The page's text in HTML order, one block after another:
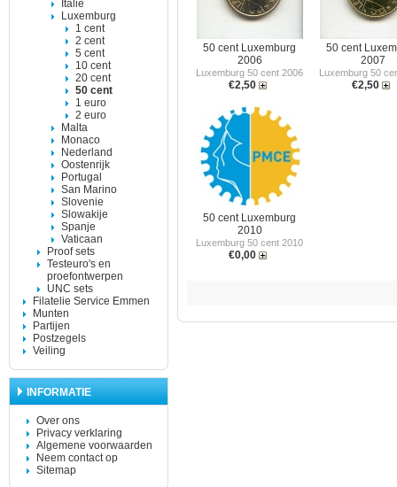
Italie
Luxemburg
1 cent
2 cent
5 cent
10 cent
20 cent
50 cent
1 euro
2 euro
Malta
Monaco
Nederland
Oostenrijk
Portugal
San Marino
Slovenie
Slowakije
Spanje
Vaticaan
Proof sets
Testeuro's en
proefontwerpen
UNC sets
Filatelie Service Emmen
Munten
Partijen
Postzegels
Veiling
INFORMATIE
Over ons
Privacy verklaring
Algemene voorwaarden
Neem contact op
Sitemap
50 cent Luxemburg
2006
Luxemburg 50 cent 2006
€2,50
50 cent
2007
Luxemburg 50
€2,50
50 cent Luxemburg
2010
Luxemburg 50 cent 2010
€0,00